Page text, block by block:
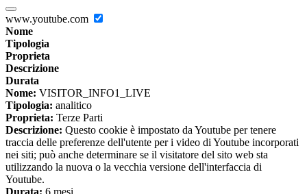
www.youtube.com
Nome
Tipologia
Proprieta
Descrizione
Durata
Nome: VISITOR_INFO1_LIVE
Tipologia: analitico
Proprieta: Terze Parti
Descrizione: Questo cookie è impostato da Youtube per tenere
traccia delle preferenze dell'utente per i video di Youtube incorporati
nei siti; può anche determinare se il visitatore del sito web sta
utilizzando la nuova o la vecchia versione dell'interfaccia di
Youtube.